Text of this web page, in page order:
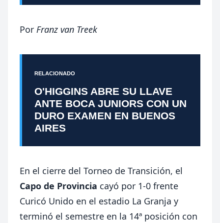
Por Franz van Treek
RELACIONADO
O'HIGGINS ABRE SU LLAVE
ANTE BOCA JUNIORS CON UN
DURO EXAMEN EN BUENOS
AIRES
En el cierre del Torneo de Transición, el
Capo de Provincia cayó por 1-0 frente
Curicó Unido en el estadio La Granja y
terminó el semestre en la 14ª posición con